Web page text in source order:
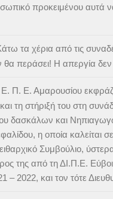
προκειμένου αυτά
τα χέρια από τις
θα περάσει! Η απεργία δεν
Π. Ε. Αμαρουσίου
τη στήριξή του στη
δασκάλων και
η οποία καλείται
Συμβούλιο,
της από τη ΔΙ.Π.Ε.
– 2022, και τον τότε